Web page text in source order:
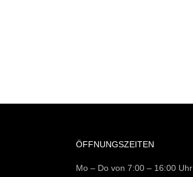
ÖFFNUNGSZEITEN
Mo – Do von 7:00 – 16:00 Uhr